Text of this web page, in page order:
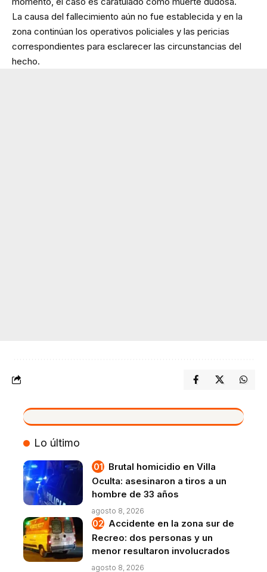
La causa del fallecimiento aún no fue establecida y en la
zona continúan los operativos policiales y las pericias
correspondientes para esclarecer las circunstancias del
hecho.
VIVO
Lo último
Brutal homicidio en Villa
Oculta: asesinaron a tiros a un
hombre de 33 años
agosto 8, 2026
Accidente en la zona sur de
Recreo: dos personas y un
menor resultaron involucrados
agosto 8, 2026